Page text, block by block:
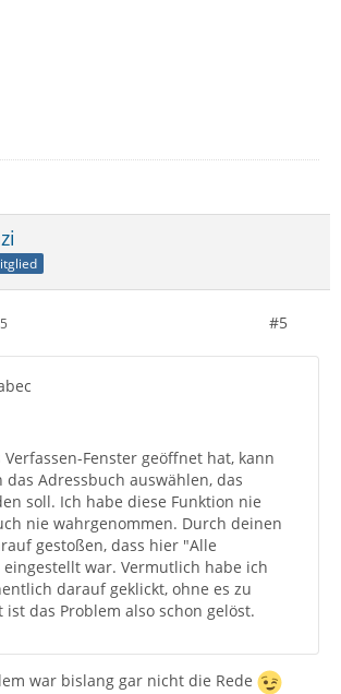
#5
Fenster geöffnet hat, kann
das Adressbuch auswählen, das
soll. Ich habe diese Funktion nie
nie wahrgenommen. Durch deinen
gestoßen, dass hier "Alle
war. Vermutlich habe ich
darauf geklickt, ohne es zu
ist das Problem also schon gelöst.
war bislang gar nicht die Rede